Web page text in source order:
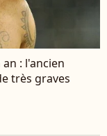
: l'ancien
très graves